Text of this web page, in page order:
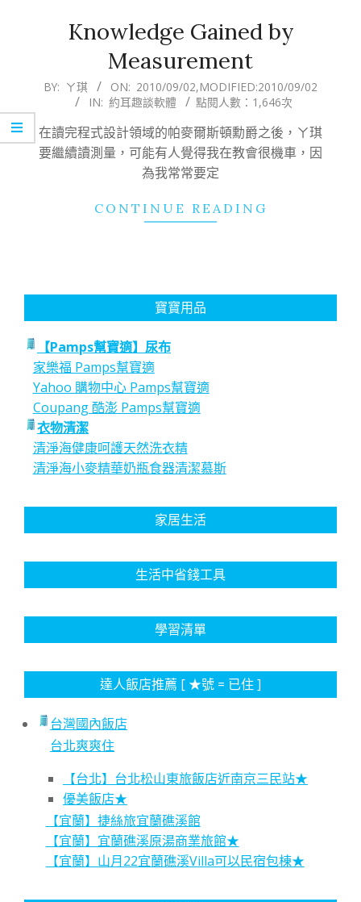
Knowledge Gained by
Measurement
2010-
02
BY: ㄚ琪 ON: 2010/09/02,MODIFIED:2010/09/02
IN: 約耳趣談軟體 點閱人數：1,646次
在讀完程式設計領域的帕麥爾斯頓勳爵之後，ㄚ琪
要繼續讀測量，可能有人覺得我在教會很機車，因
為我常常要定
CONTINUE READING
寶寶用品
【Pamps幫寶適】尿布
家樂福 Pamps幫寶適
Yahoo 購物中心 Pamps幫寶適
Coupang 酷澎 Pamps幫寶適
衣物清潔
清淨海健康呵護天然洗衣精
清淨海小麥精華奶瓶食器清潔慕斯
家居生活
生活中省錢工具
學習清單
達人飯店推薦 [ ★號 = 已住 ]
台灣國內飯店
台北爽爽住
【台北】台北松山東旅飯店近南京三民站★
優美飯店★
【宜蘭】捷絲旅宜蘭礁溪館
【宜蘭】宜蘭礁溪原湯商業旅館★
【宜蘭】山月22宜蘭礁溪Villa可以民宿包棟★